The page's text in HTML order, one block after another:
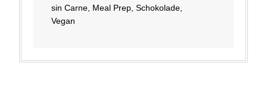
sin Carne, Meal Prep, Schokolade,
Vegan